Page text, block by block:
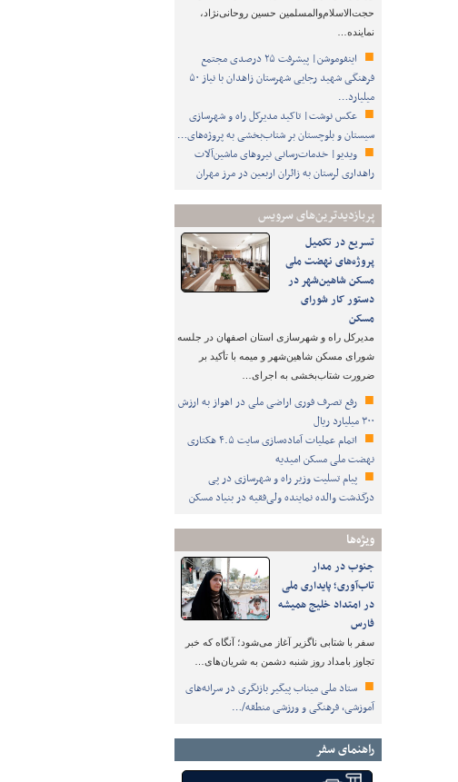
حجت‌الاسلام‌والمسلمین حسین روحانی‌نژاد،
نماینده…
اینفوموشن| پیشرفت ۲۵ درصدی مجتمع
فرهنگی شهید رجایی شهرستان زاهدان با نیاز ۵۰
میلیارد…
عکس نوشت| تاکید مدیرکل راه و شهرسازی
سیستان و بلوچستان بر شتاب‌بخشی به پروژه‌های…
ویدیو| خدمات‌رسانی نیروهای ماشین‌آلات
راهداری لرستان به زائران اربعین در مرز مهران
پربازدیدترین‌های سرویس
تسریع در تکمیل
پروژه‌های نهضت ملی
مسکن شاهین‌شهر در
دستور کار شورای
مسکن
مدیرکل راه و شهرسازی استان اصفهان در جلسه
شورای مسکن شاهین‌شهر و میمه با تأکید بر
ضرورت شتاب‌بخشی به اجرای…
رفع تصرف فوری اراضی ملی در اهواز به ارزش
۳۰۰ میلیارد ریال
اتمام عملیات آماده‌سازی سایت ۴.۵ هکتاری
نهضت ملی مسکن امیدیه
پیام تسلیت وزیر راه و شهرسازی در پی
درگذشت والده نماینده ولی‌فقیه در بنیاد مسکن
ویژه‌ها
جنوب در مدار
تاب‌آوری؛ پایداری ملی
در امتداد خلیج همیشه
فارس
سفر با شتابی ناگزیر آغاز می‌شود؛ آنگاه که خبر
تجاوز بامداد روز شنبه دشمن به شریان‌های…
ستاد ملی میناب پیگیر بازنگری در سرانه‌های
آموزشی، فرهنگی و ورزشی منطقه/…
راهنمای سفر